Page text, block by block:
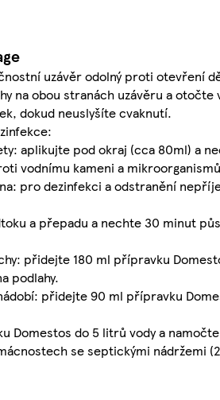
uzávěr odolný proti otevření
na obou stranách uzávěru a
dokud neuslyšíte cvaknutí.
aplikujte pod okraj (cca 80ml) a
vodnímu kameni a
pro dezinfekci a odstranění
a přepadu a nechte 30 minut
přidejte 180 ml přípravku
podlahy.
přidejte 90 ml přípravku
Domestos do 5 litrů vody a
se septickými nádržemi